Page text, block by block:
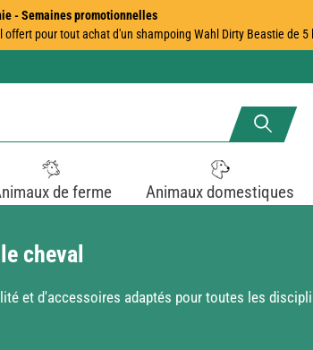
- Semaines promotionnelles
pour tout achat d'un shampoing Wahl Dirty Beastie de 5
de ferme Animaux domestiques
cheval
et d'accessoires adaptés pour toutes les